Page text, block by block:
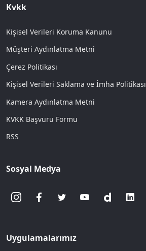
Kvkk
Kişisel Verileri Koruma Kanunu
Müşteri Aydınlatma Metni
Çerez Politikası
Kişisel Verileri Saklama ve İmha Politikası
Kamera Aydınlatma Metni
KVKK Başvuru Formu
RSS
Sosyal Medya
Uygulamalarımız